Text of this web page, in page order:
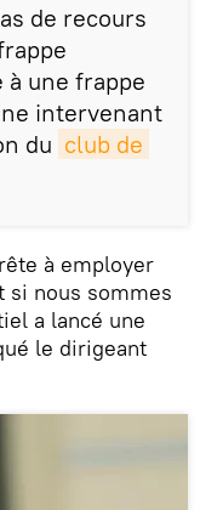
de recours
une frappe
intervenant
du club de
à employer
si nous sommes
a lancé une
le dirigeant